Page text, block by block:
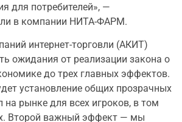
для потребителей», —
в компании НИТА-ФАРМ.
интернет-торговли (АКИТ)
ожидания от реализации закона о
до трех главных эффектов.
установление общих прозрачных
на рынке для всех игроков, в том
Второй важный эффект — мы